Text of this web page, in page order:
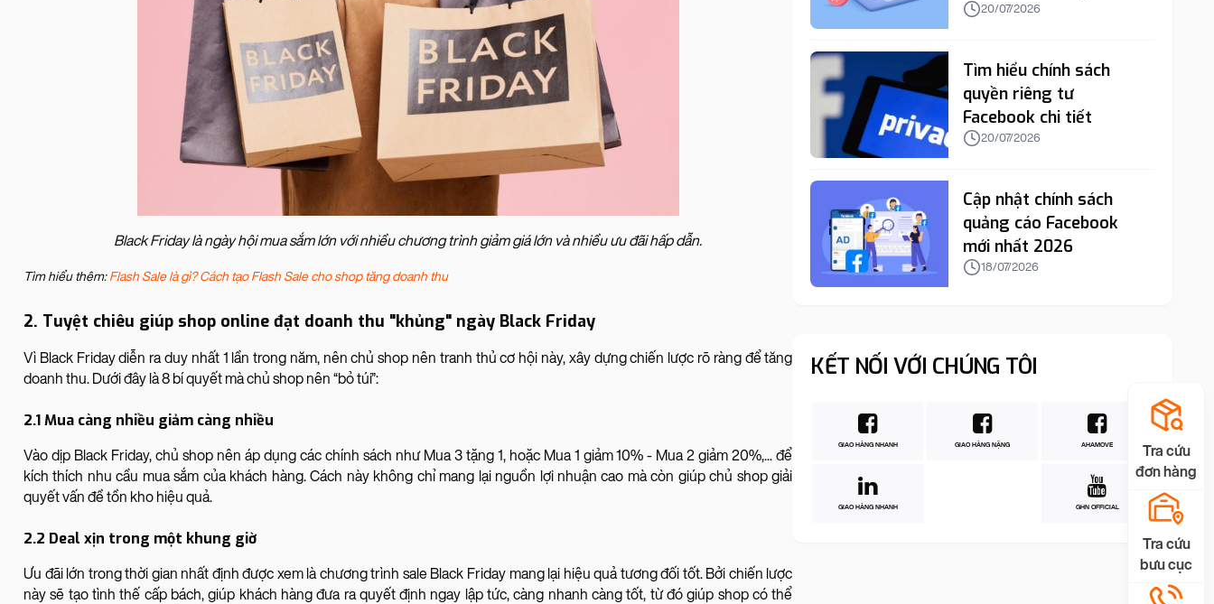
Black Friday là ngày hội mua sắm lớn với nhiều chương trình giảm giá lớn và nhiều ưu đãi hấp dẫn.
Tìm hiểu thêm:Flash Sale là gì? Cách tạo Flash Sale cho shop tăng doanh thu
2. Tuyệt chiêu giúp shop online đạt doanh thu "khủng" ngày Black Friday
Vì Black Friday diễn ra duy nhất 1 lần trong năm, nên chủ shop nên tranh thủ cơ hội này, xây dựng chiến lược rõ ràng để tăng
doanh thu. Dưới đây là 8 bí quyết mà chủ shop nên “bỏ túi”:
2.1 Mua càng nhiều giảm càng nhiều
Vào dịp Black Friday, chủ shop nên áp dụng các chính sách như Mua 3 tặng 1, hoặc Mua 1 giảm 10% - Mua 2 giảm 20%,... để
kích thích nhu cầu mua sắm của khách hàng. Cách này không chỉ mang lại nguồn lợi nhuận cao mà còn giúp chủ shop giải
quyết vấn đề tồn kho hiệu quả.
2.2 Deal xịn trong một khung giờ
Ưu đãi lớn trong thời gian nhất định được xem là chương trình sale Black Friday mang lại hiệu quả tương đối tốt. Bởi chiến lược
này sẽ tạo tình thế cấp bách, giúp khách hàng đưa ra quyết định ngay lập tức, càng nhanh càng tốt, từ đó giúp shop có thể
20/07/2026
Tìm hiểu chính sách
quyền riêng tư
Facebook chi tiết
20/07/2026
Cập nhật chính sách
quảng cáo Facebook
mới nhất 2026
18/07/2026
KẾT NỐI VỚI CHÚNG TÔI
GIAO HÀNG NHANH GIAO HÀNG NẶNG AHAMOVE
GIAO HÀNG NHANH GHN OFFICIAL
Tra cứu
đơn hàng
Tra cứu
bưu cục